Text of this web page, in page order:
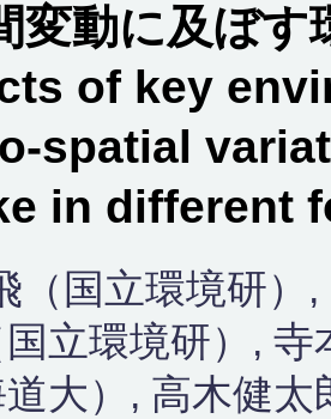
変動に及ぼす
of key
spatial
in different
（国立環境研）
立環境研）,
道大）, 高木健